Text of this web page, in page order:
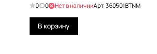
0 0 Нет в наличииАрт.360501BTNM
В корзину